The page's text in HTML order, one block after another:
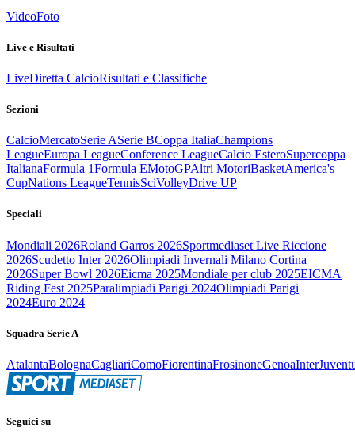
VideoFoto
Live e Risultati
LiveDiretta CalcioRisultati e Classifiche
Sezioni
CalcioMercatoSerie ASerie BCoppa ItaliaChampions
LeagueEuropa LeagueConference LeagueCalcio EsteroSupercoppa
ItalianaFormula 1Formula EMotoGPAltri MotoriBasketAmerica's
CupNations LeagueTennisSciVolleyDrive UP
Speciali
Mondiali 2026Roland Garros 2026Sportmediaset Live Riccione
2026Scudetto Inter 2026Olimpiadi Invernali Milano Cortina
2026Super Bowl 2026Eicma 2025Mondiale per club 2025EICMA
Riding Fest 2025Paralimpiadi Parigi 2024Olimpiadi Parigi
2024Euro 2024
Squadra Serie A
AtalantaBolognaCagliariComoFiorentinaFrosinoneGenoaInter
Seguici su